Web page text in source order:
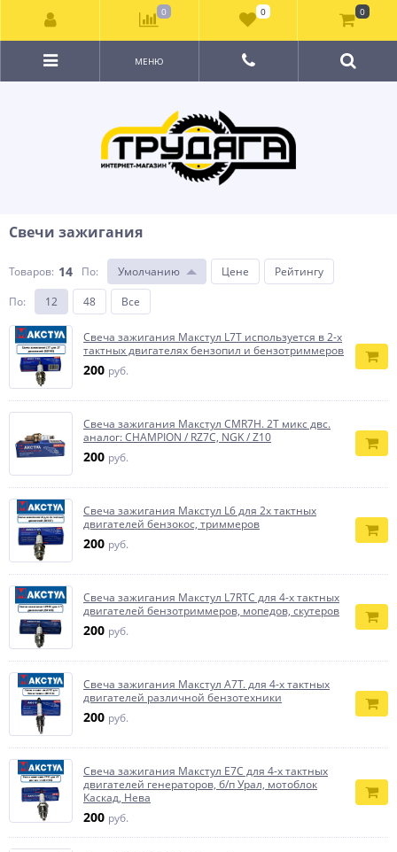
МЕНЮ
Свечи зажигания
Товаров: 14 По: Умолчанию Цене
Рейтингу
По: 12 48 Все
Свеча зажигания Макстул L7T используется в 2-х
тактных двигателях бензопил и бензотриммеров
200 руб.
Свеча зажигания Макстул CMR7H. 2Т микс двс.
аналог: CHAMPION / RZ7C, NGK / Z10
200 руб.
Свеча зажигания Макстул L6 для 2х тактных
двигателей бензокос, триммеров
200 руб.
Свеча зажигания Макстул L7RTC для 4-х тактных
двигателей бензотриммеров, мопедов, скутеров
200 руб.
Свеча зажигания Макстул A7T. для 4-х тактных
двигателей различной бензотехники
200 руб.
Свеча зажигания Макстул E7C для 4-х тактных
двигателей генераторов, б/п Урал, мотоблок
Каскад, Нева
200 руб.
0 0 0